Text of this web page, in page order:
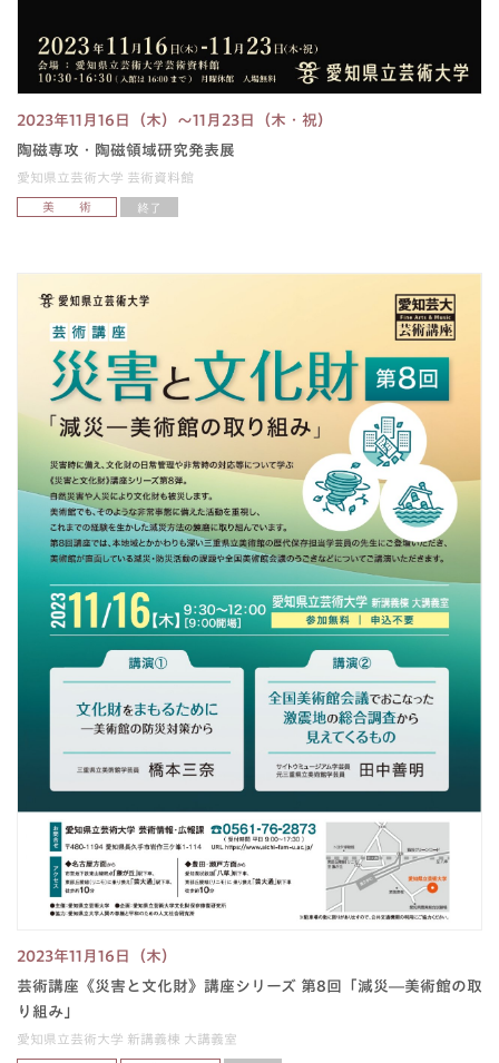
2023年11月16日（木）〜11月23日（木・祝）
陶磁専攻・陶磁領域研究発表展
愛知県立芸術大学 芸術資料館
美 術 終了
2023年11月16日（木）
芸術講座《災害と文化財》講座シリーズ 第8回「減災―美術館の取
り組み」
愛知県立芸術大学 新講義棟 大講義室